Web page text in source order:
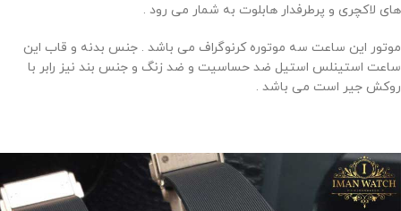
های لاکچری و پرطرفدار هابلوت به شمار می رود .
موتور این ساعت سه موتوره کرنوگراف می باشد . جنس بدنه و قاب این
ساعت استینلس استیل ضد حساسیت و ضد زنگ و جنس بند نیز رابر با
روکش جیر است می باشد .